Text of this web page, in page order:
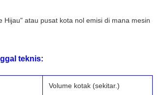
atau pusat kota nol emisi di mana mesin
teknis:
Volume kotak (sekitar.)